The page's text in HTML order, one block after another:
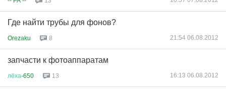
Где найти трубы для фонов?
Orezaku 8 21:54 06.08.2012
запчасти к фотоаппаратам
лёха-650 13 16:13 06.08.2012